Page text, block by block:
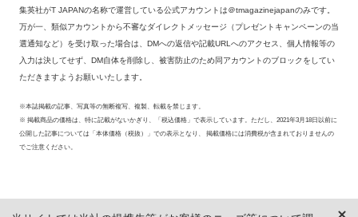
集英社がT JAPANの名称で運営している公式アカウントは＠tmagazinejapanのみです。
万が一、類似アカウントから不審なダイレクトメッセージ（プレゼントキャンペーンの当
選通知など）を受け取った場合は、DMへの返信や記載URLへのアクセス、個人情報等の
入力は決してせず、DM自体を削除し、被害防止のため同アカウントのブロックをしてい
ただきますようお願いいたします。
※本誌掲載の記事、写真等の無断複写、複製、転載を禁じます。
※ 掲載商品の価格は、特に記載がないかぎり、「税込価格」で表示しています。ただし、2021年3月18日以前に
公開した記事については「本体価格（税抜）」での表示となり、 掲載価格には消費税が含まれておりませんの
でご注意ください。